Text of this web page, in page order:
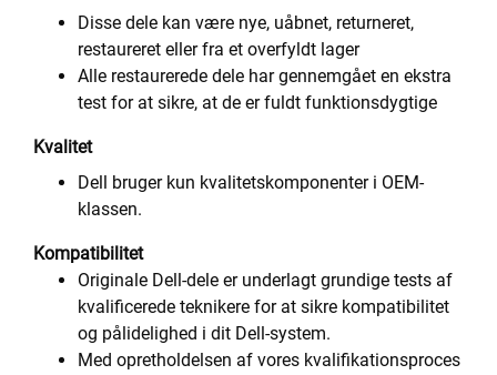
Disse dele kan være nye, uåbnet, returneret,
restaureret eller fra et overfyldt lager
Alle restaurerede dele har gennemgået en ekstra
test for at sikre, at de er fuldt funktionsdygtige
Kvalitet
Dell bruger kun kvalitetskomponenter i OEM-
klassen.
Kompatibilitet
Originale Dell-dele er underlagt grundige tests af
kvalificerede teknikere for at sikre kompatibilitet
og pålidelighed i dit Dell-system.
Med opretholdelsen af vores kvalifikationsproces